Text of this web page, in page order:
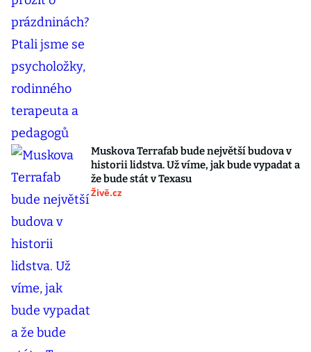
Muskova Terrafab bude největší budova v
historii lidstva. Už víme, jak bude vypadat a
že bude stát v Texasu
Živě.cz